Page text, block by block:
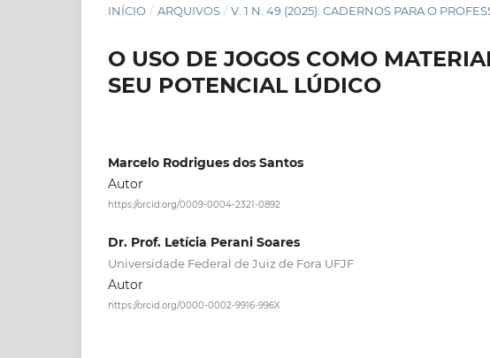
INÍCIO / ARQUIVOS / V. 1 N. 49 (2025): CADERNOS PARA O
O USO DE JOGOS COMO
SEU POTENCIAL LÚDICO
Marcelo Rodrigues dos Santos
Autor
https://orcid.org/0009-0004-2321-0892
Dr. Prof. Letícia Perani Soares
Universidade Federal de Juiz de Fora UFJF
Autor
https://orcid.org/0000-0002-9916-996X